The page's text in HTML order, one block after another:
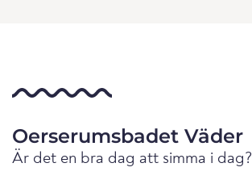
Oerserumsbadet Väder
Är det en bra dag att simma i dag?